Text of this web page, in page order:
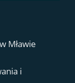
Mławie
i